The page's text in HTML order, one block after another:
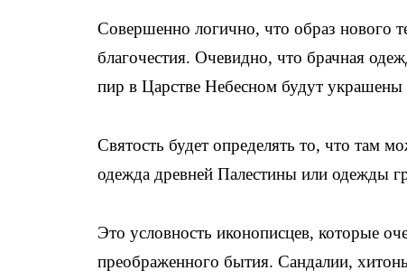
Совершенно логично, что образ нового
благочестия. Очевидно, что брачная
пир в Царстве Небесном будут
Святость будет определять то, что там
одежда древней Палестины или одежды
Это условность иконописцев, которые
преображенного бытия. Сандалии,